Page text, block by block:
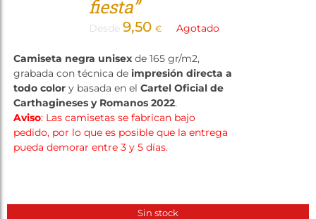
fiesta”
Desde 9,50 € Agotado
Camiseta negra unisexde 165 gr/m2,
grabada con técnica de impresión directa a
todo colory basada en el Cartel Oficial de
Carthagineses y Romanos 2022.
Aviso: Las camisetas se fabrican bajo
pedido, por lo que es posible que la entrega
pueda demorar entre 3 y 5 días.
Sin stock